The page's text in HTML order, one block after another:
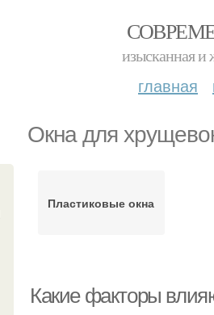
изысканная и
главная
Окна для
Пластиковые окна
Какие факторы